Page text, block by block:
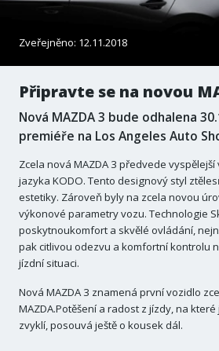
Zveřejněno: 12.11.2018
Připravte se na novou
Nová MAZDA 3 bude odhalena
premiéře na Los Angeles Auto
Zcela nová MAZDA 3 předvede
jazyka KODO. Tento designový styl
estetiky. Zároveň byly na zcela novou
výkonové parametry vozu. Technologie
poskytnoukomfort a skvělé ovládání,
pak citlivou odezvu a komfortní kontrolu
jízdní situaci.
Nová MAZDA 3 znamená první vozidlo
MAZDA.Potěšení a radost z jízdy, na
zvyklí, posouvá ještě o kousek dál.